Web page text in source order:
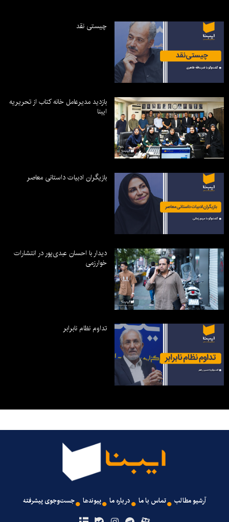
چیستی نقد
بازدید مدیرعامل خانه کتاب از تحریریه
ایبنا
بازیگران ادبیات داستانی معاصر
دیدار با احسان عبدی‌پور در انتشارات
خوارزمی
تداوم نظام نابرابر
آرشیو مطالب تماس با ما درباره ما پیوندها جست‌وجوی پیشرفته